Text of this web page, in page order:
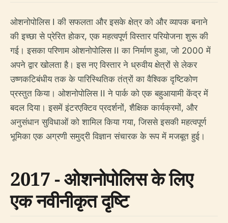
ओशनोपोलिस I की सफलता और इसके क्षेत्र को और व्यापक बनाने
की इच्छा से प्रेरित होकर, एक महत्वपूर्ण विस्तार परियोजना शुरू की
गई। इसका परिणाम ओशनोपोलिस II का निर्माण हुआ, जो 2000 में
अपने द्वार खोलता है। इस नए विस्तार ने ध्रुवीय क्षेत्रों से लेकर
उष्णकटिबंधीय तक के पारिस्थितिक तंत्रों का वैश्विक दृष्टिकोण
प्रस्तुत किया। ओशनोपोलिस II ने पार्क को एक बहुआयामी केंद्र में
बदल दिया। इसमें इंटरएक्टिव प्रदर्शनों, शैक्षिक कार्यक्रमों, और
अनुसंधान सुविधाओं को शामिल किया गया, जिससे इसकी महत्वपूर्ण
भूमिका एक अग्रणी समुद्री विज्ञान संचारक के रूप में मजबूत हुई।
2017 - ओशनोपोलिस के लिए
एक नवीनीकृत दृष्टि